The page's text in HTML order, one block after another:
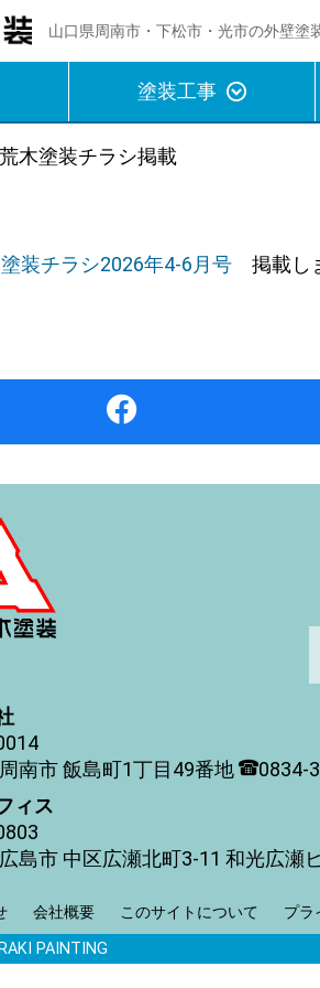
山口県周南市・下松市・光市の外壁塗
塗装工事
荒木塗装チラシ掲載
装チラシ2026年4-6月号 掲載し
会社概要 このサイトについて プラ
周南市飯島町1丁目49番地 0834-
ィス
広島市 中区広瀬北町3-11 和光広瀬
PAINTING